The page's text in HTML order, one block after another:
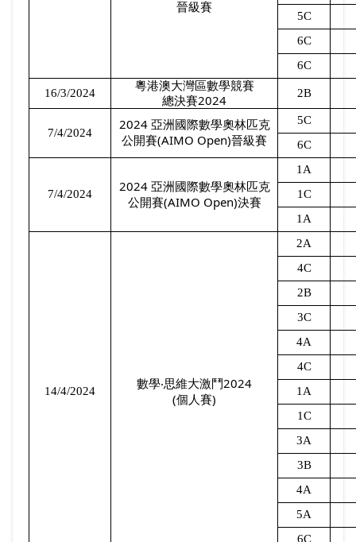
晉級賽
5C
6C
6C
16/3/2024
粵港澳大灣區數學競賽
總決賽2024 2B
7/4/2024
2024 亞洲國際數學奧林匹克
公開賽(AIMO Open)晉級賽
5C
6C
7/4/2024 2024 亞洲國際數學奧林匹克
公開賽(AIMO Open)決賽
1A
1C
1A
14/4/2024
數學‧思維大激鬥2024
(個人賽)
2A
4C
2B
3C
4A
4C
1A
1C
3A
3B
4A
5A
6C